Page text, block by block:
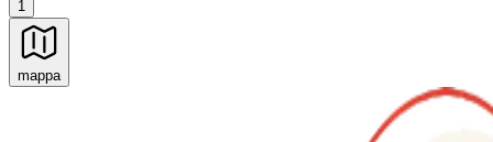
1
mappa
Esperienze culinarie indimenticabili: Esperienze